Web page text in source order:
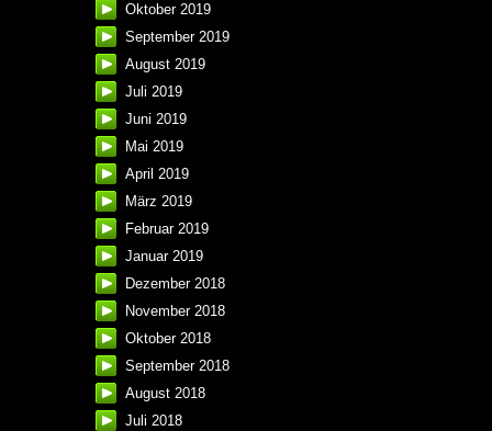
Oktober 2019
September 2019
August 2019
Juli 2019
Juni 2019
Mai 2019
April 2019
März 2019
Februar 2019
Januar 2019
Dezember 2018
November 2018
Oktober 2018
September 2018
August 2018
Juli 2018